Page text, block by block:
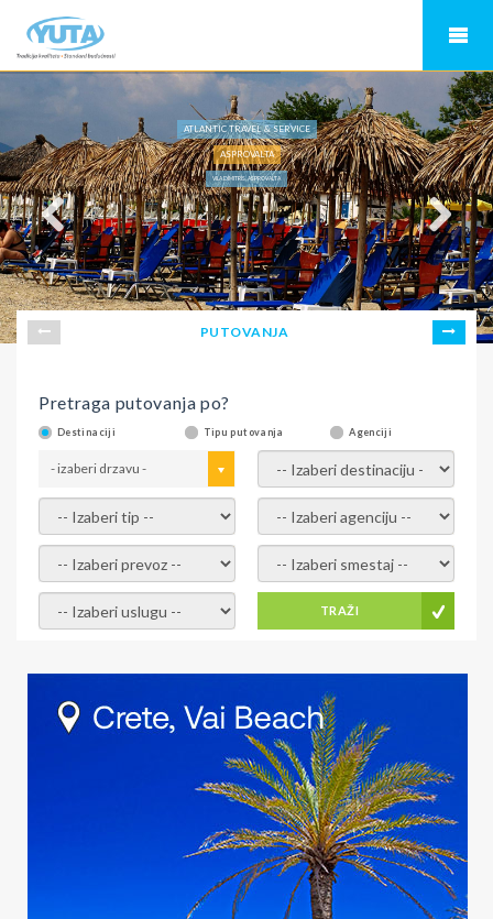
ATLANTIC TRAVEL & SERVICE
ASPROVALTA
VILA DIMITRIS, ASPROVALTA
PUTOVANJA
Pretraga putovanja po?
Destinaciji Tipu putovanja Agenciji
- izaberi drzavu - - izaberi destinaciju -
- izaberi tip - - izaberi agenciju -
- izaberi prevoz - - Izaberite smestaj -
- Izaberite uslugu - TRAŽI